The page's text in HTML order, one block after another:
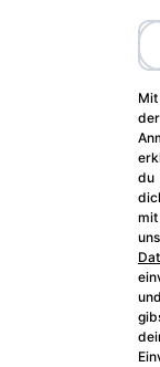
Mit
der
du
mit